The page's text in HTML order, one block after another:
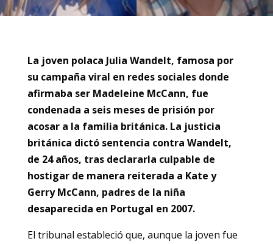
La joven polaca Julia Wandelt, famosa por
su campaña viral en redes sociales donde
afirmaba ser Madeleine McCann, fue
condenada a seis meses de prisión por
acosar a la familia británica. La justicia
británica dictó sentencia contra Wandelt,
de 24 años, tras declararla culpable de
hostigar de manera reiterada a Kate y
Gerry McCann, padres de la niña
desaparecida en Portugal en 2007.
El tribunal estableció que, aunque la joven fue